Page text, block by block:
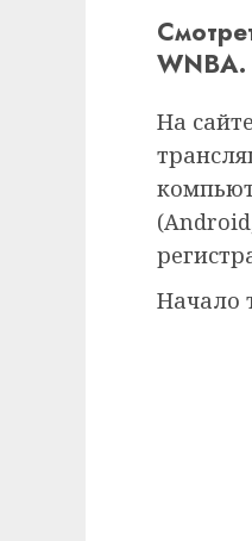
WNBA.
На
Начало